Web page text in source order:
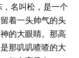
名叫松，是一个
着一头帅气的头
的大眼睛。那高
那叽叽喳喳的大